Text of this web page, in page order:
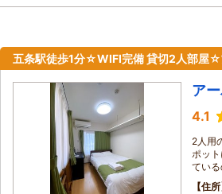
五条駅徒歩1分☆WIFI完備 貸切2人部屋☆
ア
4.1
2人用
ポッ
ている
住所